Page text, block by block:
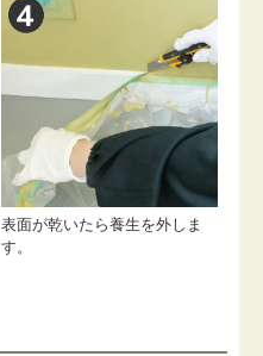
表面が乾いたら養生を外しま
す。